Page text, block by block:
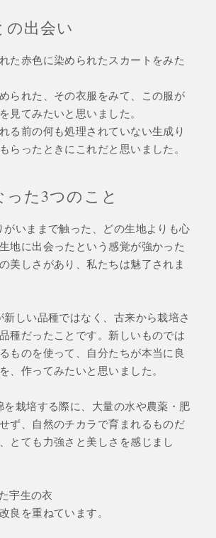
の出会い
た赤色に染められたスカートをみた
られた、その衣服をみて、この服が
見てみたいと思いました。
る前の何も処理されていない生成り
らったときにこれだと思いました。
た3つのこと
がいままで触った、どの生地よりも心
地に出会ったという感覚が強かった
美しさがあり、私たちは魅了されま
新しい品種ではなく、古来から栽培さ
種だったことです。新しいものでは
ものを使って、自分たちが本当に良
、作ってみたいと思いました。
を栽培する際に、大量の水や農薬・肥
ず、自然のチカラで育まれるものだ
とても力強さと美しさを感じまし
宇生の衣
良を重ねています。